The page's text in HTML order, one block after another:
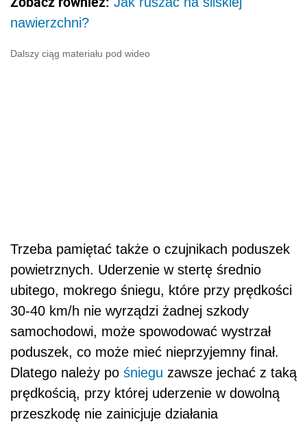
nawierzchni?
Dalszy ciąg materiału pod wideo
Trzeba pamiętać także o czujnikach poduszek
powietrznych. Uderzenie w stertę średnio
ubitego, mokrego śniegu, które przy prędkości
30-40 km/h nie wyrządzi żadnej szkody
samochodowi, może spowodować wystrzał
poduszek, co może mieć nieprzyjemny finał.
Dlatego należy po śniegu zawsze jechać z taką
prędkością, przy której uderzenie w dowolną
przeszkodę nie zainicjuje działania